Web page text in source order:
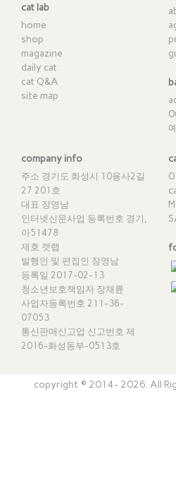
cat lab
home
shop
magazine
daily cat
cat Q&A
site map
company info
주소 경기도 화성시 10용사2길
27 201호
대표 장영남
인터넷신문사업 등록번호 경기,
아51478
제호 캣랩
발행인 및 편집인 장영남
등록일 2017-02-13
청소년보호책임자 장채륜
사업자등록번호 211-36-
07053
통신판매신고업 신고번호 제
2016-화성동부-0513호
copyright © 2014- 2026. All